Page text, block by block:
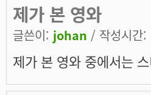
제가 본 영와
글쓴이: johan / 작성시간
제가 본 영와 중에서는